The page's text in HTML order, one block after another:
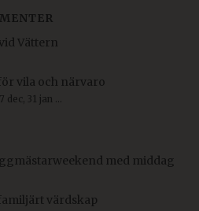
Vättern
vila och närvaro
dec, 31 jan ...
med middag
värdskap